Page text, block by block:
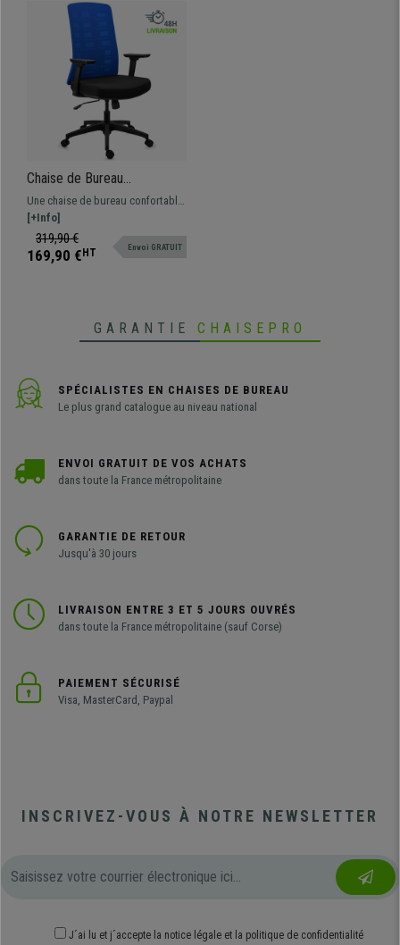
Chaise de Bureau
MAYESTIC, Design
Ergonomique Exclusif,
Support Lombaire, Bleu
Une chaise de bureau confortable
et adaptée à un usage quotidien.
Dossier au design exclusif avec
support lombaire.
[+Info]
319,90 €
169,90 € HT Envoi GRATUIT
GARANTIE CHAISEPRO
SPÉCIALISTES EN CHAISES DE BUREAU
Le plus grand catalogue au niveau national
ENVOI GRATUIT DE VOS ACHATS
dans toute la France métropolitaine
GARANTIE DE RETOUR
Jusqu'à 30 jours
LIVRAISON ENTRE 3 ET 5 JOURS OUVRÉS
dans toute la France métropolitaine (sauf Corse)
PAIEMENT SÉCURISÉ
Visa, MasterCard, Paypal
INSCRIVEZ-VOUS À NOTRE NEWSLETTER
J´ai lu et j´accepte la notice légale et la politique de confidentialité